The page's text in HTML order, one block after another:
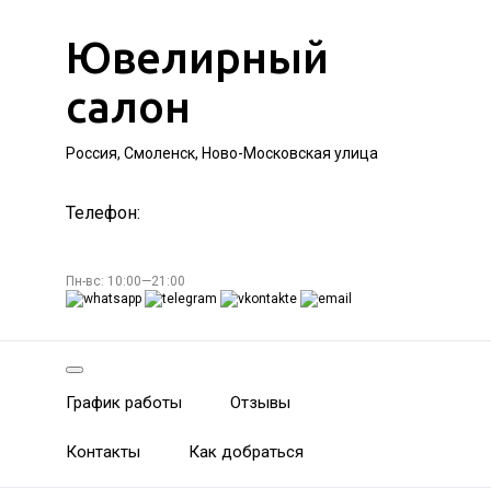
Ювелирный
салон
Россия, Смоленск, Ново-Московская улица
Телефон:
Пн-вс: 10:00—21:00
График работы Отзывы
Контакты Как добраться